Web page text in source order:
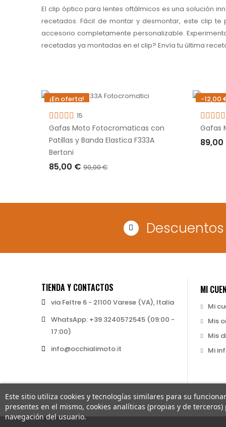
El clip óptico para lentes oftálmicos es una solución
recetados. Fácil de montar y desmontar, este clip
accesorio completamente personalizable.
recetadas ya montadas en el clip? Envía tu última
¡En oferta!
-5,00 € 15
Gafas Moto Fotocromaticas con
Patillas y Banda Elastica F333A
Bertoni
85,00 € 90,00 €
-12,00
Fuera
Gafas
Este sitio utiliza cookies y tecnologías similares para su
presentes en el mismo, cookies analíticas (propias y de
navegación del usuario.
TIENDA Y CONTACTOS
via Feltre 6 - 21100 Varese (VA), Italia
WhatsApp: +39 3240572545 (09:00 -
17:00)
info@occhialimoto.it
MI
Mi
Mis
Mis
Mi